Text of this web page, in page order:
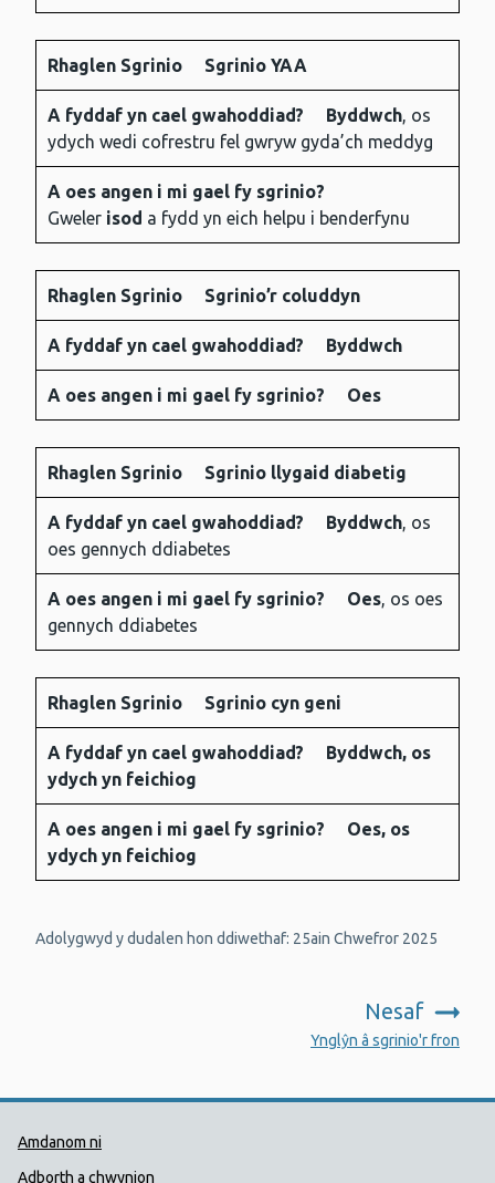
Rhaglen Sgrinio Sgrinio YAA
A fyddaf yn cael gwahoddiad? Byddwch, os
ydych wedi cofrestru fel gwryw gyda’ch meddyg
A oes angen i mi gael fy sgrinio?
Gweler isod a fydd yn eich helpu i benderfynu
Rhaglen Sgrinio Sgrinio’r coluddyn
A fyddaf yn cael gwahoddiad? Byddwch
A oes angen i mi gael fy sgrinio? Oes
Rhaglen Sgrinio Sgrinio llygaid diabetig
A fyddaf yn cael gwahoddiad? Byddwch, os
oes gennych ddiabetes
A oes angen i mi gael fy sgrinio? Oes, os oes
gennych ddiabetes
Rhaglen Sgrinio Sgrinio cyn geni
A fyddaf yn cael gwahoddiad? Byddwch, os
ydych yn feichiog
A oes angen i mi gael fy sgrinio? Oes, os
ydych yn feichiog
Adolygwyd y dudalen hon ddiwethaf: 25ain Chwefror 2025
Nesaf
Ynglŷn â sgrinio'r fron
Dolenni Cymorth Iechyd
Amdanom ni
Adborth a chwynion